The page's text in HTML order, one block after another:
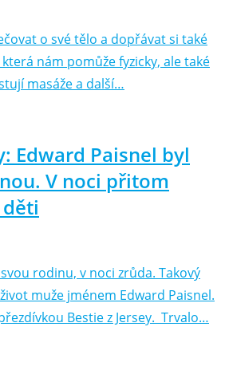
o své tělo a dopřávat si také
nám pomůže fyzicky, ale také
masáže a další…
Edward Paisnel byl
V noci přitom
rodinu, v noci zrůda. Takový
muže jménem Edward Paisnel.
Bestie z Jersey. Trvalo…